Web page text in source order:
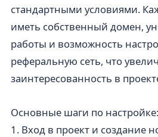
стандартными условиями.
иметь собственный домен,
работы и возможность
реферальную сеть, что
заинтересованность в
Основные шаги по настройке:
1. Вход в проект и создание